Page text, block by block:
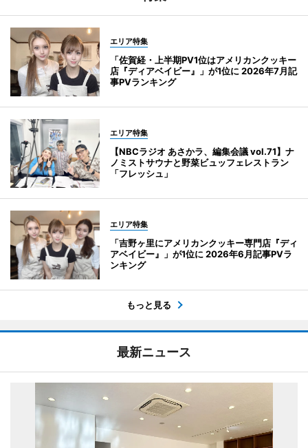
エリア特集
「佐賀経・上半期PV1位はアメリカンクッキー
店『ディアベイビー』」が1位に 2026年7月記
事PVランキング
エリア特集
【NBCラジオ あさかラ、編集会議 vol.71】ナ
ノミストサウナと野菜ビュッフェレストラン
「フレッシュ」
エリア特集
「吉野ヶ里にアメリカンクッキー専門店『ディ
アベイビー』」が1位に 2026年6月記事PVラ
ンキング
もっと見る
最新ニュース